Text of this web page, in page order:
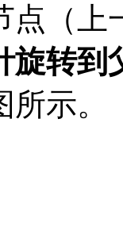
点（上
旋转到
示。